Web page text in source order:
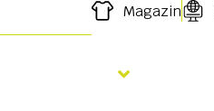
Magazin